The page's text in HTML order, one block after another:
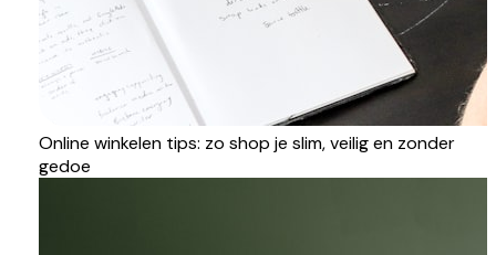
Online winkelen tips: zo shop je slim, veilig en zonder
gedoe